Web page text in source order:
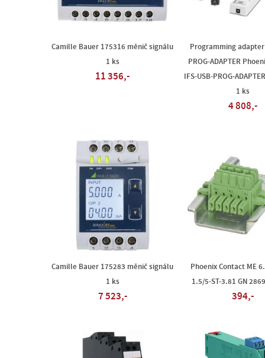
Camille Bauer 175316 měnič signálu
1 ks
11 356,-
Programming adapter
PROG-ADAPTER
IFS-USB-PROG-
1 ks
4 808,-
Camille Bauer 175283 měnič signálu
1 ks
7 523,-
Phoenix Contact ME
1.5/5-ST-3.81 GN
394,-